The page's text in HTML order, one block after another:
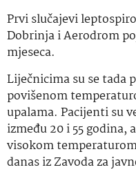
Prvi slučajevi
Dobrinja i Aerodrom
mjeseca.
Liječnicima su se tada
povišenom
upalama. Pacijenti su
između 20 i 55
visokom
danas iz Zavoda za